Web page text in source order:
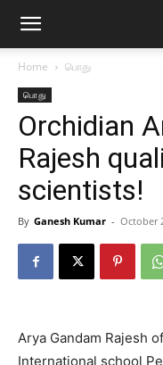
Home பொது
பொது
Orchidian
Rajesh
scientists!
By Ganesh Kumar - October
Arya Gandam Rajesh
International school